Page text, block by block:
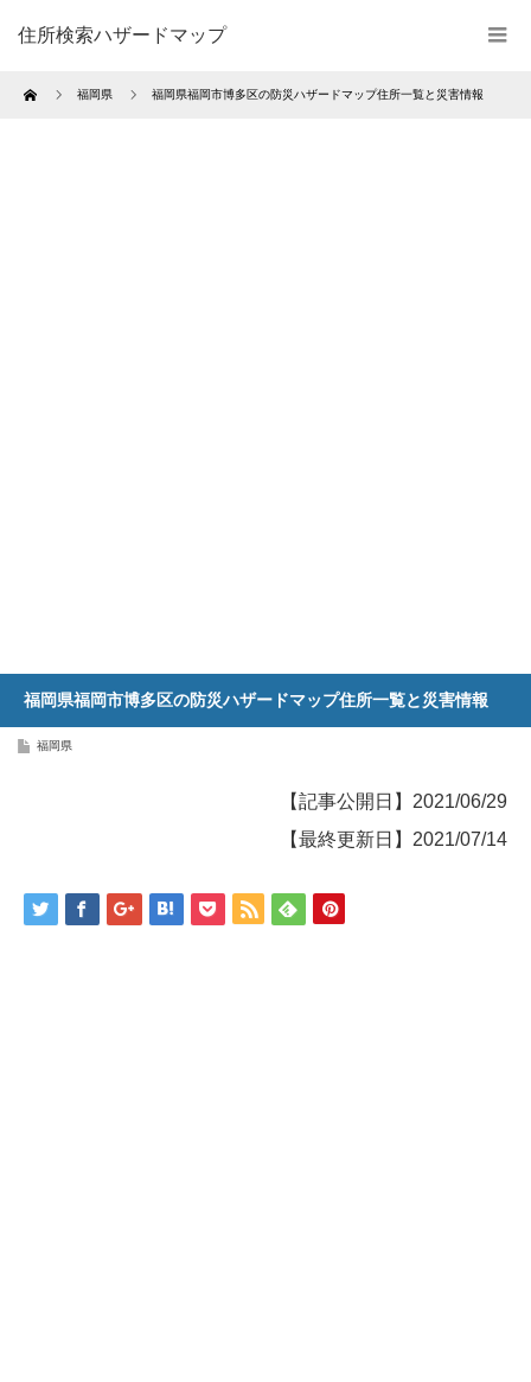
住所検索ハザードマップ
Home 福岡県 福岡県福岡市博多区の防災ハザードマップ住所一覧と災害情報
福岡県福岡市博多区の防災ハザードマップ住所一覧と災害情報
福岡県
【記事公開日】2021/06/29
【最終更新日】2021/07/14